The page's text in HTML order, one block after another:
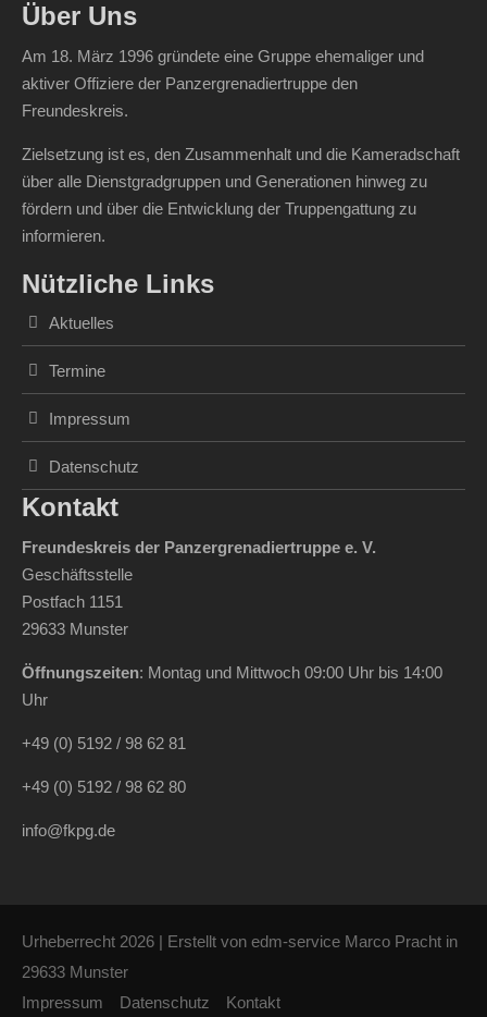
Über Uns
Am 18. März 1996 gründete eine Gruppe ehemaliger und
aktiver Offiziere der Panzergrenadiertruppe den
Freundeskreis.
Zielsetzung ist es, den Zusammenhalt und die Kameradschaft
über alle Dienstgradgruppen und Generationen hinweg zu
fördern und über die Entwicklung der Truppengattung zu
informieren.
Nützliche Links
Aktuelles
Termine
Impressum
Datenschutz
Kontakt
Freundeskreis der Panzergrenadiertruppe e. V.
Geschäftsstelle
Postfach 1151
29633 Munster
Öffnungszeiten: Montag und Mittwoch 09:00 Uhr bis 14:00
Uhr
+49 (0) 5192 / 98 62 81
+49 (0) 5192 / 98 62 80
info@fkpg.de
Urheberrecht 2026 | Erstellt von edm-service Marco Pracht in
29633 Munster
Impressum
Datenschutz Kontakt